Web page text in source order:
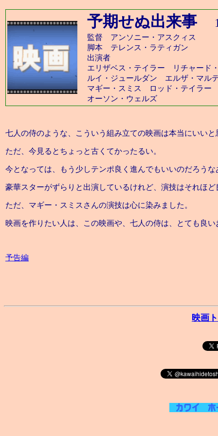
予期せぬ出来事
監督 アンソニー・アスクィス
脚本 テレンス・ラティガン
出演者
エリザベス・テイラー リチャード
ルイ・ジュールダン エルザ・マル
マギー・スミス ロッド・テイラー
オーソン・ウェルズ
七人の侍のような、こういう組み立ての映画は本当にいいと
ただ、今見るとちょっと古くてかったるい。
今となっては、もう少しテンポ良く進んでもいいのだろうな
豪華スターがずらりと出演しているけれど、演技はそれほ
ただ、マギー・スミスさんの演技は心に染みました。
映画を作りたい人は、この映画や、七人の侍は、とても良
予告編
映画